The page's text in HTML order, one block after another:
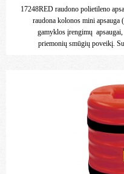
17248RED raudono polietileno
raudona kolonos mini
gamyklos įrengimų
priemonių smūgių poveikį.